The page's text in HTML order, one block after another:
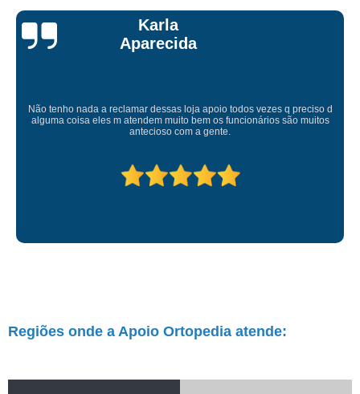
Talita Scarpini
Atendimento de primeira! Sempre muito atenciosos com a gente, Silvete tá
de parabéns pelo atendimento.
Regiões onde a Apoio Ortopedia atende: